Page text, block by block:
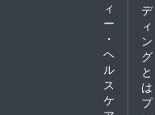
ィ
ー
・
ヘ
ル
ス
ケ
デ
ィ
ン
グ
と
は
プ